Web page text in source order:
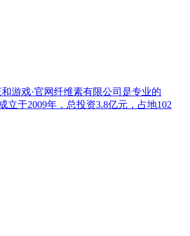
游戏·官网纤维素有限公司是专业的
立于2009年，总投资3.8亿元，占地102